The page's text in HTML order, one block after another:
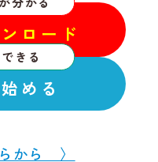
ロード
きる
める
から 〉